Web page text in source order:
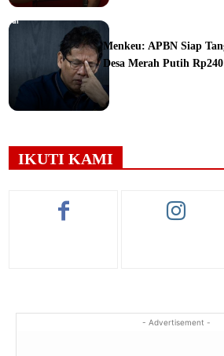
Menkeu: APBN Siap
Desa Merah Putih
IKUTI KAMI
- Advertisement -